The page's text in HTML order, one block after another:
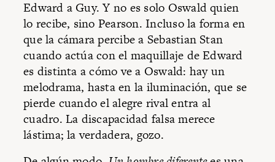
Edward a Guy. Y no es solo Oswald quien
lo recibe, sino Pearson. Incluso la forma en
que la cámara percibe a Sebastian Stan
cuando actúa con el maquillaje de Edward
es distinta a cómo ve a Oswald: hay un
melodrama, hasta en la iluminación, que se
pierde cuando el alegre rival entra al
cuadro. La discapacidad falsa merece
lástima; la verdadera, gozo.